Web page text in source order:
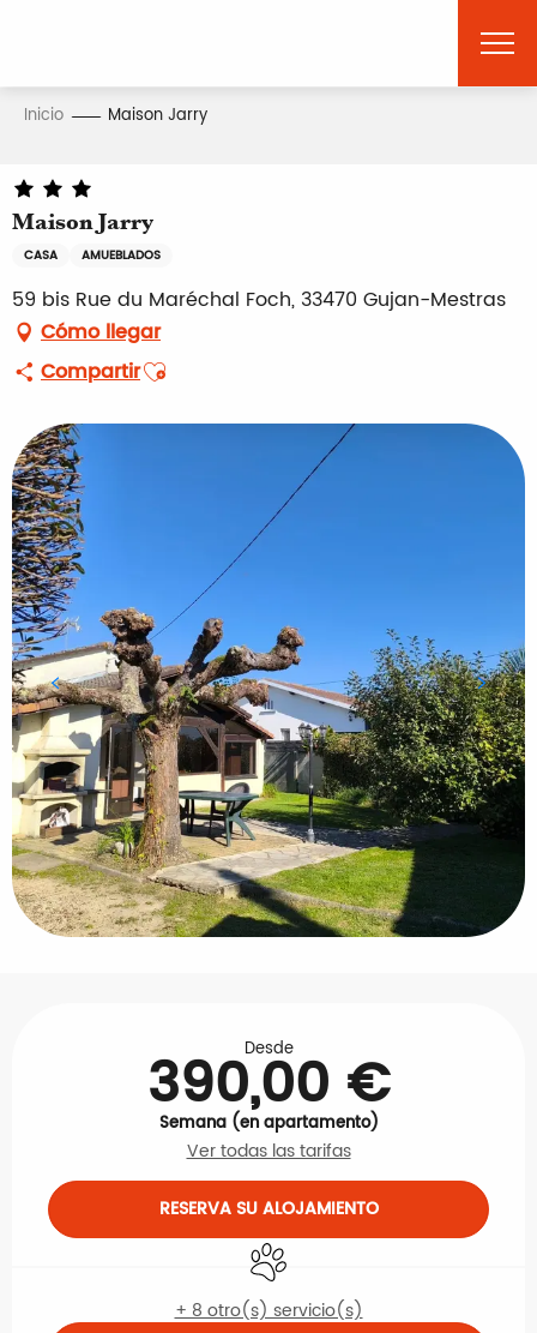
principal
Inicio Maison Jarry
Maison Jarry
CASA AMUEBLADOS
59 bis Rue du Maréchal Foch, 33470 Gujan-Mestras
Cómo llegar
CompartirAjouter aux favoris
Desde
390,00 €
Semana (en apartamento)
Ver todas las tarifas
RESERVA SU ALOJAMIENTO
Se aceptan animales
+ 8 otro(s) servicio(s)